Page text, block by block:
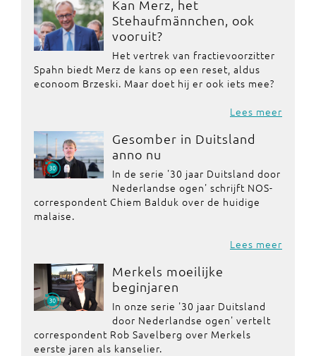
Kan Merz, het
Stehaufmännchen, ook
vooruit?
Het vertrek van fractievoorzitter
Spahn biedt Merz de kans op een reset, aldus
econoom Brzeski. Maar doet hij er ook iets mee?
Lees meer
Gesomber in Duitsland
anno nu
In de serie '30 jaar Duitsland door
Nederlandse ogen' schrijft NOS-
correspondent Chiem Balduk over de huidige
malaise.
Lees meer
Merkels moeilijke
beginjaren
In onze serie '30 jaar Duitsland
door Nederlandse ogen' vertelt
correspondent Rob Savelberg over Merkels
eerste jaren als kanselier.